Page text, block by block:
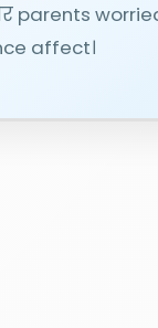
parents
affect।